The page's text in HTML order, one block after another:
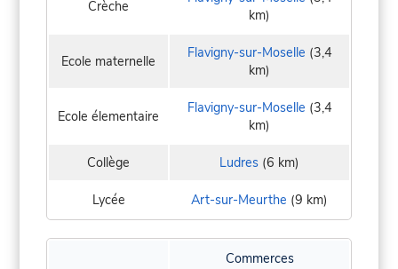
Crèche
km)
Ecole maternelle Flavigny-sur-Moselle (3,4
km)
Ecole élementaire Flavigny-sur-Moselle (3,4
km)
Collège Ludres (6 km)
Lycée Art-sur-Meurthe (9 km)
Commerces